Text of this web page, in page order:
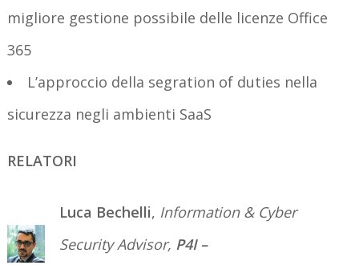
migliore gestione possibile delle licenze Office
365
L’approccio della segration of duties nella
sicurezza negli ambienti SaaS
RELATORI
Luca Bechelli, Information & Cyber
Security Advisor, P4I –